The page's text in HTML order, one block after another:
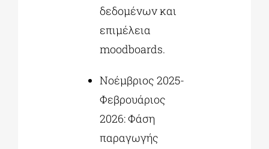
δεδομένων και
επιμέλεια
moodboards.
Νοέμβριος 2025-
Φεβρουάριος
2026: Φάση
παραγωγής